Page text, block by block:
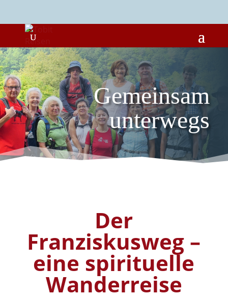
Gemeinsam
unterwegs
Der
Franziskusweg –
eine spirituelle
Wanderreise